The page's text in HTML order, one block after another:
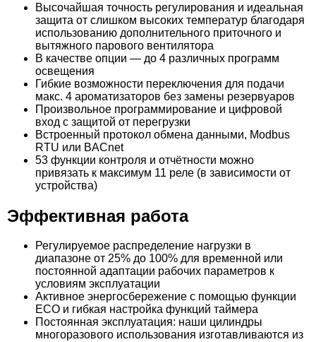
89.054
Курна мраморная КМ11
83.496
Курна мраморная КМ12
9.400
Regno Chromato, хромированная латунь
37.600
Дверь для хамам Растр 80x200
37.600
Дверь для хамам Трафик 80x200
30.213
600×2500×50 мм, надрезы по длине
42.166
Светильник кувшин мраморный Talc МС06
42.166
Светильник кувшин мраморный Talc МС05
Высочайшая точность регулирования и идеальная
защита от слишком высоких температур благодаря
использованию дополнительного приточного и
вытяжного парового вентилятора
В качестве опции — до 4 различных программ
освещения
Гибкие возможности переключения для подачи
макс. 4 ароматизаторов без замены резервуаров
Произвольное программирование и цифровой
вход с защитой от перегрузки
Встроенный протокол обмена данными, Modbus
RTU или BACnet
53 функции контроля и отчётности можно
привязать к максимум 11 реле (в зависимости от
устройства)
Эффективная работа
Регулируемое распределение нагрузки в
диапазоне от 25% до 100% для временной или
постоянной адаптации рабочих параметров к
условиям эксплуатации
Активное энергосбережение с помощью функции
ECO и гибкая настройка функций таймера
Постоянная эксплуатация: наши цилиндры
многоразового использования изготавливаются из